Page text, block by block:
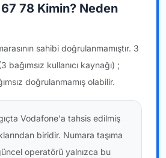
78 Kimin? Neden
sahibi doğrulanmamıştır. 3
bağımsız kullanıcı kaynağı) ;
doğrulanmamış olabilir.
Vodafone'a tahsis edilmiş
biridir. Numara taşıma
operatörü yalnızca bu